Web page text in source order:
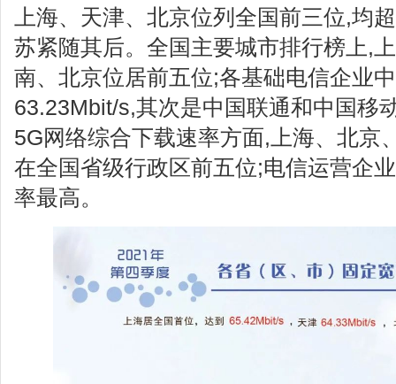
上海、天津、北京位列全国前三位,均
苏紧随其后。全国主要城市排行榜上,
南、北京位居前五位;各基础电信企业
63.23Mbit/s,其次是中国联通和中国移
5G网络综合下载速率方面,上海、北京
在全国省级行政区前五位;电信运营企
率最高。